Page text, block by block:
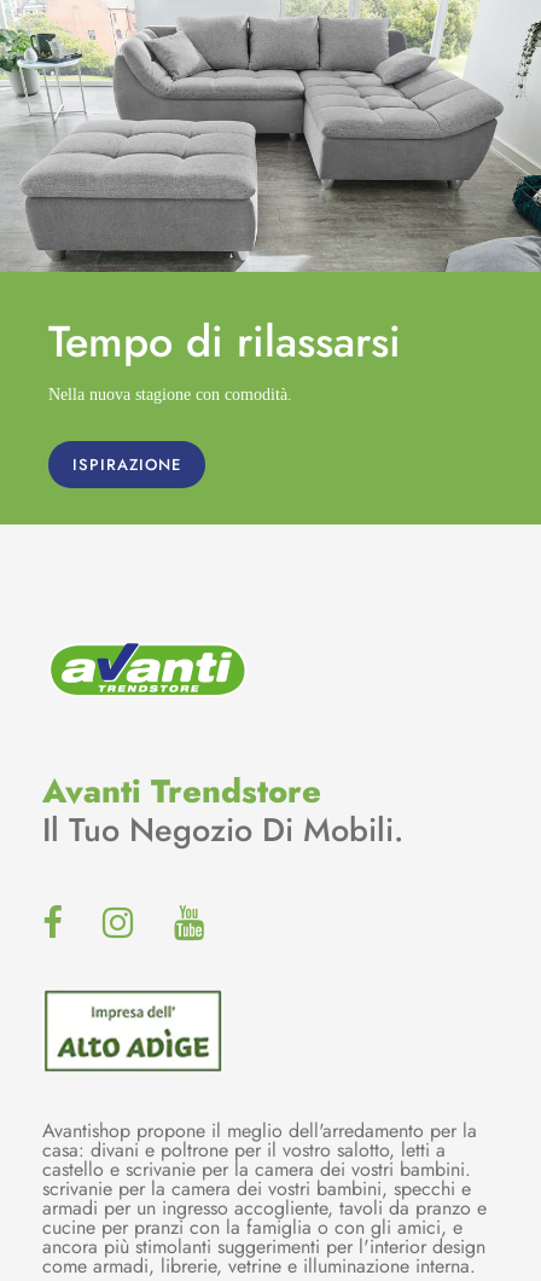
Tempo di rilassarsi
Nella nuova stagione con comodità.
ISPIRAZIONE
Avanti Trendstore
Il Tuo Negozio Di Mobili.
Avantishop propone il meglio dell'arredamento per la
casa: divani e poltrone per il vostro salotto, letti a
castello e scrivanie per la camera dei vostri bambini.
scrivanie per la camera dei vostri bambini, specchi e
armadi per un ingresso accogliente, tavoli da pranzo e
cucine per pranzi con la famiglia o con gli amici, e
ancora più stimolanti suggerimenti per l'interior design
come armadi, librerie, vetrine e illuminazione interna.